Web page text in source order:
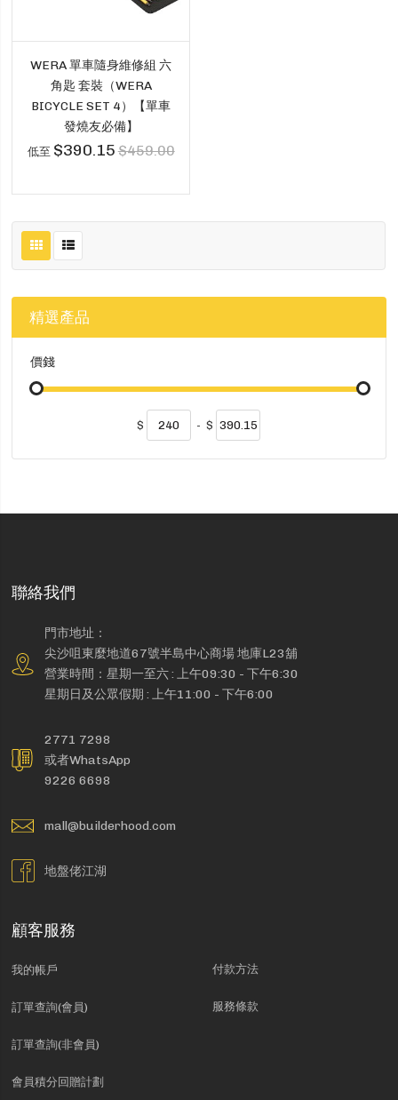
WERA 單車隨身維修組 六
角匙 套裝（WERA
BICYCLE SET 4）【單車
發燒友必備】
低至 $390.15$459.00
精選產品
價錢
$ - $
聯絡我們
門市地址：
尖沙咀東麼地道67號半島中心商場 地庫L23舖
營業時間：星期一至六 : 上午09:30 - 下午6:30
星期日及公眾假期 : 上午11:00 - 下午6:00
2771 7298
或者WhatsApp
9226 6698
mall@builderhood.com
地盤佬江湖
顧客服務
我的帳戶
訂單查詢(會員)
訂單查詢(非會員)
會員積分回贈計劃
付款方法
服務條款